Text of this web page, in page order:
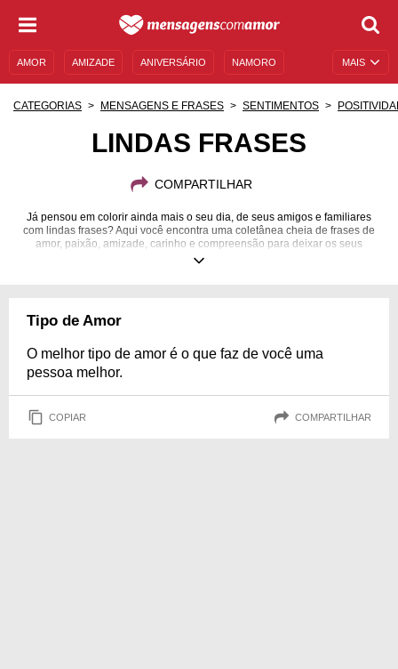
MAIS
AMOR AMIZADE ANIVERSÁRIO NAMORO
CATEGORIAS MENSAGENS E FRASES SENTIMENTOS
LINDAS FRASES
COMPARTILHAR
Já pensou em colorir ainda mais o seu dia, de seus amigos e familiares
com lindas frases? Aqui você encontra uma coletânea cheia de frases de
amor, paixão, amizade, carinho e compreensão para deixar os seus
momentos ainda mais lindos! Curta e compartilhe!
Tipo de Amor
O melhor tipo de amor é o que faz de você uma
pessoa melhor.
COPIAR COMPARTILHAR